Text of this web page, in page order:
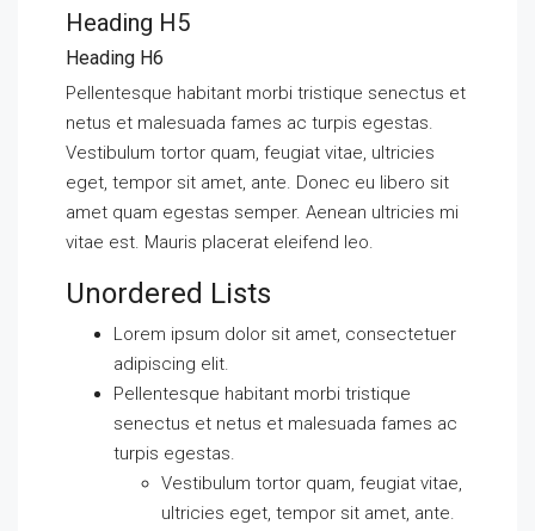
Heading H5
Heading H6
Pellentesque habitant morbi tristique senectus et
netus et malesuada fames ac turpis egestas.
Vestibulum tortor quam, feugiat vitae, ultricies
eget, tempor sit amet, ante. Donec eu libero sit
amet quam egestas semper. Aenean ultricies mi
vitae est. Mauris placerat eleifend leo.
Unordered Lists
Lorem ipsum dolor sit amet, consectetuer
adipiscing elit.
Pellentesque habitant morbi tristique
senectus et netus et malesuada fames ac
turpis egestas.
Vestibulum tortor quam, feugiat vitae,
ultricies eget, tempor sit amet, ante.